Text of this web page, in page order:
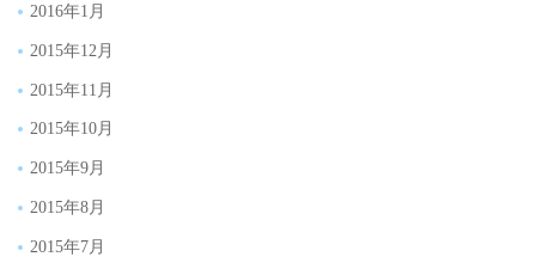
2016年1月
2015年12月
2015年11月
2015年10月
2015年9月
2015年8月
2015年7月